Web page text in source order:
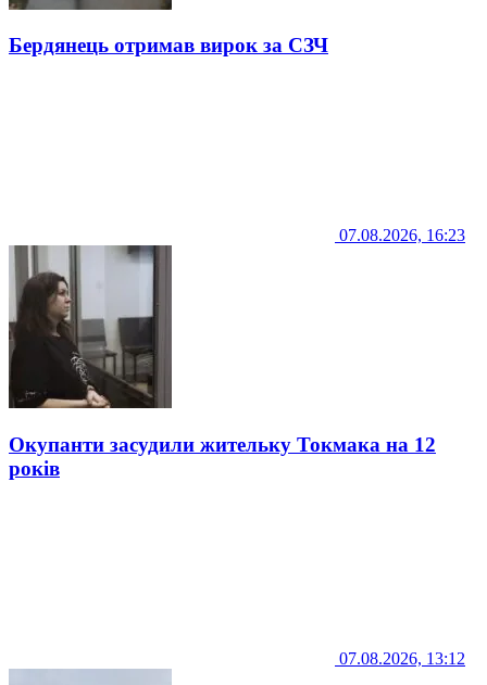
Бердянець отримав вирок за СЗЧ
07.08.2026, 16:23
Окупанти засудили жительку Токмака на 12
років
07.08.2026, 13:12